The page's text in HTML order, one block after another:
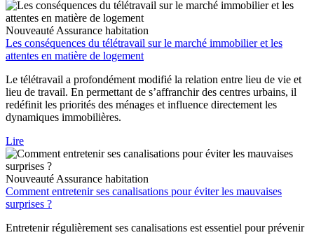
Nouveauté Assurance habitation
Les conséquences du télétravail sur le marché immobilier et les
attentes en matière de logement
Le télétravail a profondément modifié la relation entre lieu de vie et
lieu de travail. En permettant de s’affranchir des centres urbains, il
redéfinit les priorités des ménages et influence directement les
dynamiques immobilières.
Lire
Nouveauté Assurance habitation
Comment entretenir ses canalisations pour éviter les mauvaises
surprises ?
Entretenir régulièrement ses canalisations est essentiel pour prévenir